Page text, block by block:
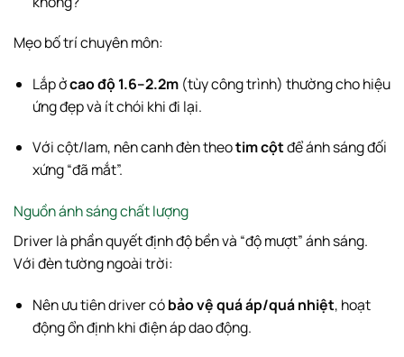
Mẹo bố trí chuyên môn:
Lắp ởcao độ 1.6–2.2m(tùy công trình) thường cho hiệu
ứng đẹp và ít chói khi đi lại.
Với cột/lam, nên canh đèn theotim cộtđể ánh sáng đối
xứng “đã mắt”.
Nguồn ánh sáng chất lượng
Driver là phần quyết định độ bền và “độ mượt” ánh sáng.
Với đèn tường ngoài trời:
Nên ưu tiên driver cóbảo vệ quá áp/quá nhiệt, hoạt
động ổn định khi điện áp dao động.